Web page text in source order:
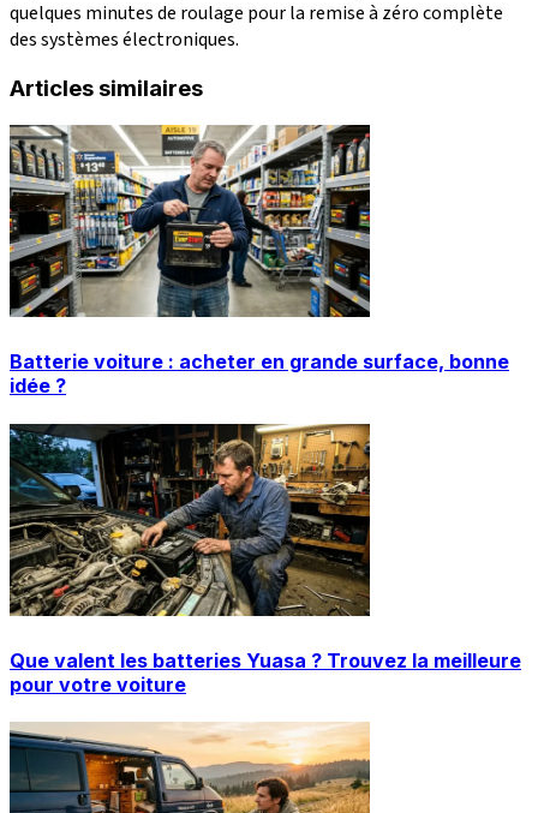
quelques minutes de roulage pour la remise à zéro complète
des systèmes électroniques.
Articles similaires
Batterie voiture : acheter en grande surface, bonne
idée ?
Que valent les batteries Yuasa ? Trouvez la meilleure
pour votre voiture